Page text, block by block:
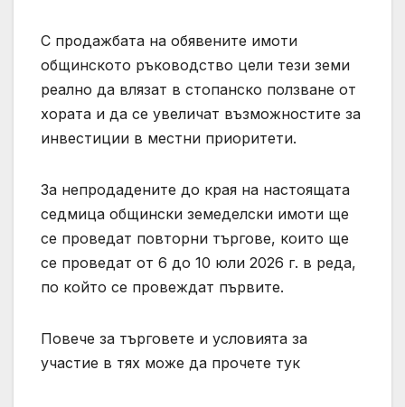
С продажбата на обявените имоти
общинското ръководство цели тези земи
реално да влязат в стопанско ползване от
хората и да се увеличат възможностите за
инвестиции в местни приоритети.
За непродадените до края на настоящата
седмица общински земеделски имоти ще
се проведат повторни търгове, които ще
се проведат от 6 до 10 юли 2026 г. в реда,
по който се провеждат първите.
Повече за търговете и условията за
участие в тях може да прочете тук